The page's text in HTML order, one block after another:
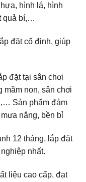
hình lá, hình
quả bí,…
đặt cố định, giúp
đặt tại sân chơi
mầm non, sân chơi
Sản phẩm đảm
nắng, bền bỉ
12 tháng, lắp đặt
nhất.
liệu cao cấp, đạt